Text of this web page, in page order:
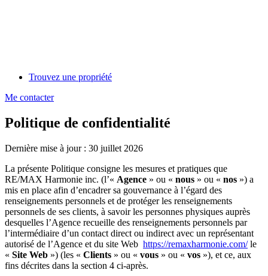
Trouvez une propriété
Me contacter
Politique de confidentialité
Dernière mise à jour : 30 juillet 2026
La présente Politique consigne les mesures et pratiques que
RE/MAX Harmonie inc. (l’« Agence » ou « nous » ou « nos ») a
mis en place afin d’encadrer sa gouvernance à l’égard des
renseignements personnels et de protéger les renseignements
personnels de ses clients, à savoir les personnes physiques auprès
desquelles l’Agence recueille des renseignements personnels par
l’intermédiaire d’un contact direct ou indirect avec un représentant
autorisé de l’Agence et du site Web https://remaxharmonie.com/le
« Site Web ») (les « Clients » ou « vous » ou « vos »), et ce, aux
fins décrites dans la section 4 ci-après.